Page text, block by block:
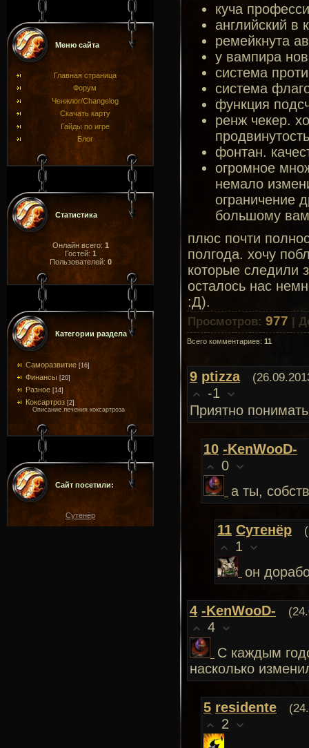
Меню сайта
Главная страница
Форум
Ченжлог/Changelog
Скачать карту
Гайды по игре
Блог
Статистика
Онлайн всего: 1
Гостей: 1
Пользователей: 0
Категории раздела
Саморазвитие [16]
Финансы [20]
Разное [14]
Коксартроз [2]
Описание лечения коксартроза
Сайт посетили:
Сутенёр
куча
английский в
ремейкнута
у вампира
система
система
функция
ренж чекер.
фонтан.
огромное
немало
ограничение
большому
плюс почти
полгода. хочу
которые следили
осталось нас
:Д).
Просмотров: 977 |
Всего комментариев: 11
9 ptizza
-1
Приятно
10 -KenWooD-
0
а ты,
11 Сутенёр
1
он
4 -KenWooD-
4
C каждым
насколько
5 residente
2